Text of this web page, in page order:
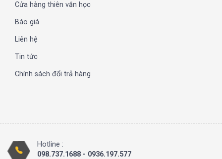
Cửa hàng thiên văn học
Báo giá
Liên hệ
Tin tức
Chính sách đổi trả hàng
Hotline :
098.737.1688 - 0936.197.577